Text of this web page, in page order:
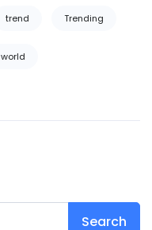
trend Trending
world